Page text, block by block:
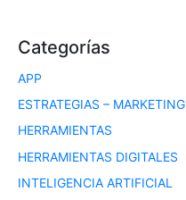
Categorías
APP
ESTRATEGIAS – MARKETING
HERRAMIENTAS
HERRAMIENTAS DIGITALES
INTELIGENCIA ARTIFICIAL